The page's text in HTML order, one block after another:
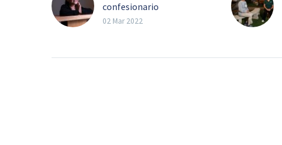
confesionario
Catequesis y ejemplo
02 Mar 2022